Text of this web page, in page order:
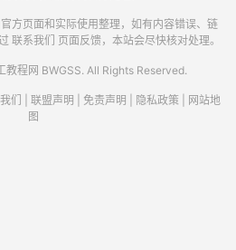
方页面和实际使用整理，如有内容错误、链
联系我们 页面反馈，本站会尽快核对处理。
程网 BWGSS. All Rights Reserved.
们 联盟声明 免责声明 隐私政策
网站地
图